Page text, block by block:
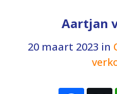
Aartjan
20 maart 2023 in